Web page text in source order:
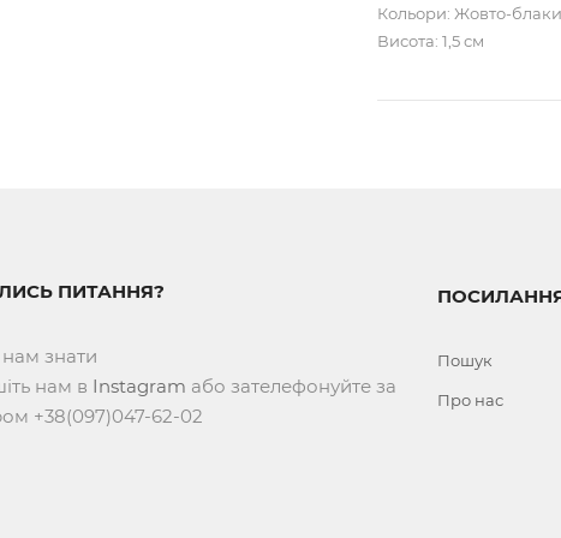
Кольори: Жовто-
Висота: 1,5 см
ПИТАННЯ?
знати
нам в Instagram або зателефонуйте за
+38(097)047-62-02
Пошук
Про нас